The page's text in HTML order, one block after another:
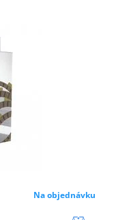
Na objednávku